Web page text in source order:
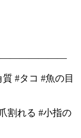
#タコ #魚の目
割れる #小指の